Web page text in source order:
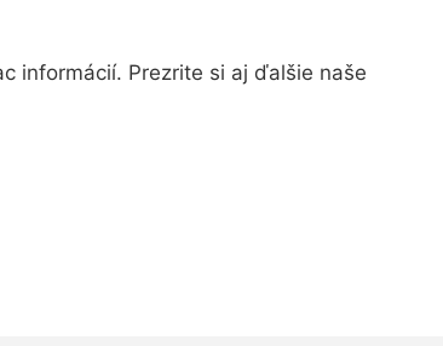
informácií. Prezrite si aj ďalšie naše